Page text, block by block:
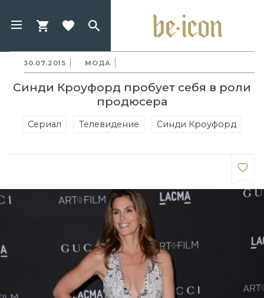
30.07.2015 МОДА
Синди Кроуфорд пробует себя в роли
продюсера
Сериал Телевидение Синди Кроуфорд